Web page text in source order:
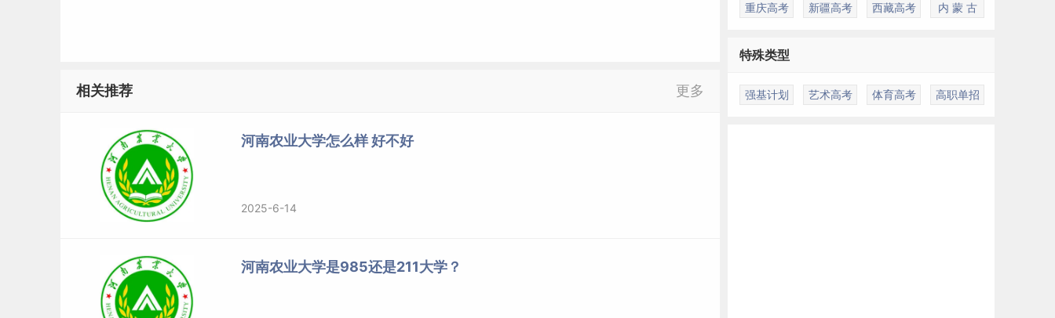
相关推荐 更多
河南农业大学怎么样 好不好
2025-6-14
河南农业大学是985还是211大学？
重庆高考 新疆高考 西藏高考 内 蒙 古
特殊类型
强基计划 艺术高考 体育高考 高职单招